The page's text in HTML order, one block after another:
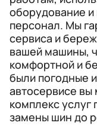
оборудование
персонал. Мы
сервиса и
вашей машины,
комфортной и
были погодные
автосервисе
комплекс
замены шин до